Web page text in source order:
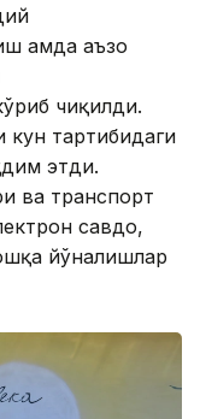
ҳамда аъзо
чиқилди.
кун тартибидаги
этди.
ва транспорт
савдо,
йўналишлар